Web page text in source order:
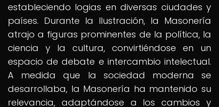
estableciendo logias en diversas ciudades y
países. Durante la Ilustración, la Masonería
atrajo a figuras prominentes de la política, la
ciencia y la cultura, convirtiéndose en un
espacio de debate e intercambio intelectual.
A medida que la sociedad moderna se
desarrollaba, la Masonería ha mantenido su
relevancia, adaptándose a los cambios y